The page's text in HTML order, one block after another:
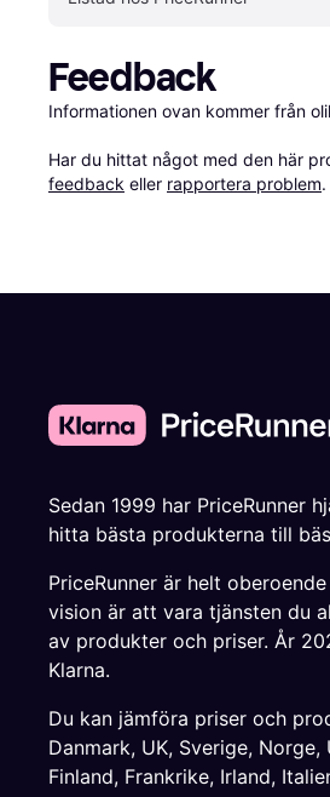
Feedback
Informationen ovan kommer från
Har du hittat något med den här
feedback eller rapportera problem.
Sedan 1999 har PriceRunner
hitta bästa produkterna till
PriceRunner är helt
vision är att vara tjänsten du
av produkter och priser. År
Klarna.
Du kan jämföra priser och
Danmark, UK, Sverige, Norge,
Finland, Frankrike, Irland,